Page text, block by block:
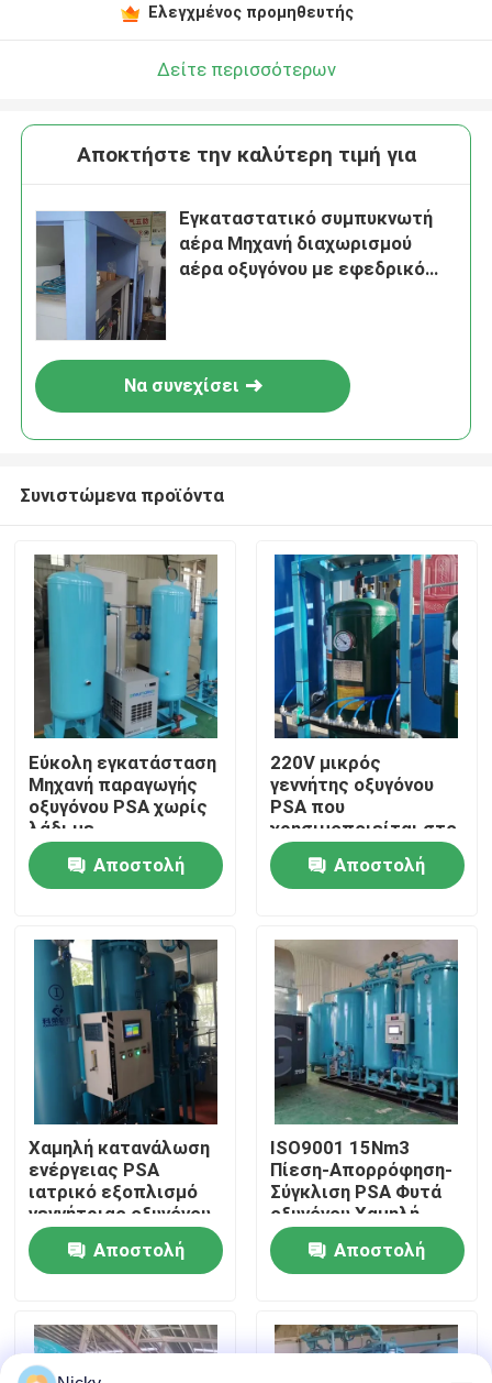
Σπίτι
Προϊόντα
Σχετικά με εμάς
Επισκεψή εργοστασίου
Έλεγχος ποιότητας
Επικοινωνήστε μαζί μας
Ειδήσεις
Ζητήστε μια προσφορά
Γεννήτρια αζώτου υψηλής αγνότητας
Ελεγχμένος προμηθευτής
Δείτε περισσότερων
Αποκτήστε την καλύτερη τιμή για
Εγκαταστατικό συμπυκνωτή
αέρα Μηχανή διαχωρισμού
αέρα οξυγόνου με εφεδρικό
Να συνεχίσει
Συνιστώμενα προϊόντα
Εύκολη εγκατάσταση
Μηχανή παραγωγής
οξυγόνου PSA χωρίς
λάδι με
πιστοποιητικό ASME
Αποστολή
220V μικρός
γεννήτης οξυγόνου
PSA που
χρησιμοποιείται στο
νοσοκομείο
60Nm3/HrΑποστολή
Χαμηλή κατανάλωση
ενέργειας PSA
ιατρικό εξοπλισμό
γεννήτριας οξυγόνου
ενεργειακή απόδοση
Αποστολή
ISO9001 15Nm3
Πίεση-Απορρόφηση-
Σύγκλιση PSA Φυτά
οξυγόνου Χαμηλή
συντήρηση
Αποστολή